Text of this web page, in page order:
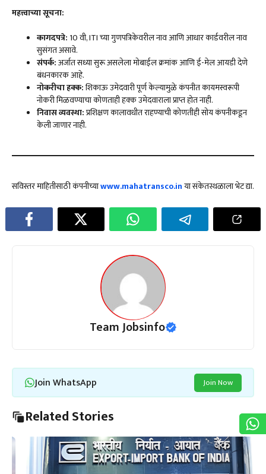
महत्त्वाच्या सूचना:
कागदपत्रे: 10 वी, ITI च्या गुणपत्रिकेवरील नाव आणि आधार कार्डवरील नाव
सुसंगत असावे.
संपर्क:अर्जात सध्या सुरू असलेला मोबाईल क्रमांक आणि ई-मेल आयडी देणे
बंधनकारक आहे.
नोकरीचा हक्क:शिकाऊ उमेदवारी पूर्ण केल्यामुळे कंपनीत कायमस्वरूपी
नोकरी मिळवण्याचा कोणताही हक्क उमेदवाराला प्राप्त होत नाही.
निवास व्यवस्था:प्रशिक्षण कालावधीत राहण्याची कोणतीही सोय कंपनीकडून
केली जाणार नाही.
सविस्तर माहितीसाठी कंपनीच्याwww.mahatransco.inया संकेतस्थळाला भेट द्या.
Team Jobsinfo
Join WhatsApp Join Now
Related Stories